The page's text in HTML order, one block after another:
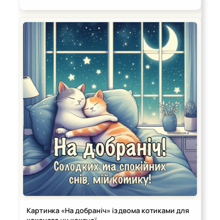
Картинка «На добраніч» із двома котиками для